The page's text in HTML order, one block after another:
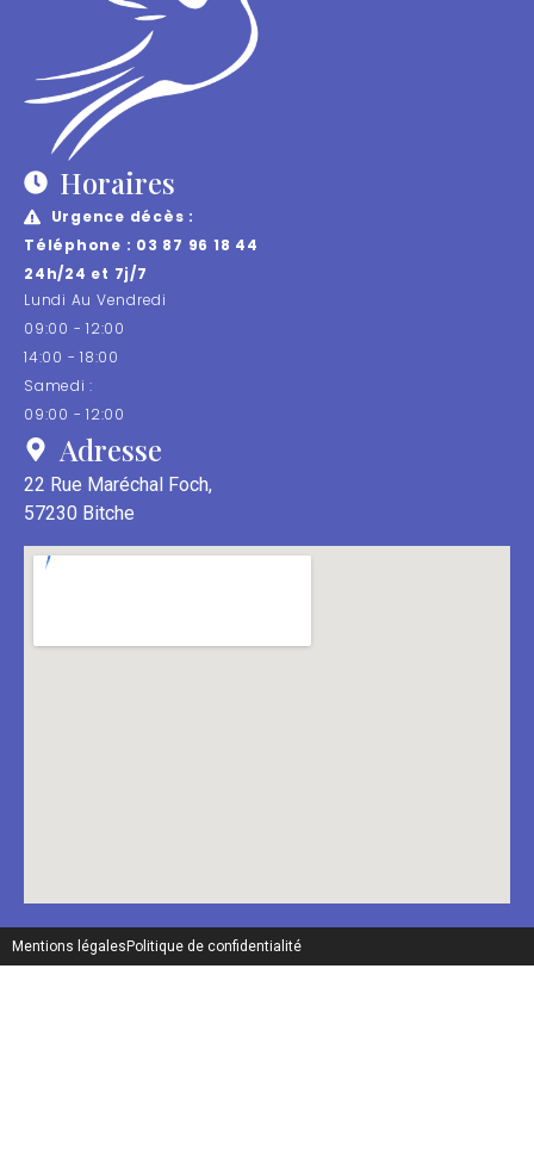
Horaires
Urgence décès :
Téléphone : 03 87 96 18 44
24h/24 et 7j/7
Lundi Au Vendredi
09:00 - 12:00
14:00 - 18:00
Samedi :
09:00 - 12:00
Adresse
22 Rue Maréchal Foch,
57230 Bitche
Mentions légalesPolitique de confidentialité